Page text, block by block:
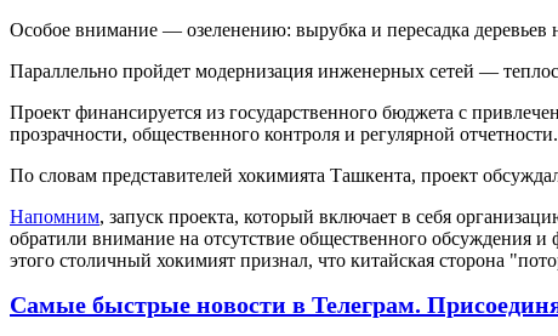
Особое внимание — озеленению: вырубка и пересадка
Параллельно пройдет модернизация инженерных сетей —
Проект финансируется из государственного бюджета с
прозрачности, общественного контроля и регулярной отчетности.
По словам представителей хокимията Ташкента, проект
Напомним, запуск проекта, который включает в себя
обратили внимание на отсутствие общественного обсуждения
этого столичный хокимият признал, что китайская сторона
Самые быстрые новости в Телеграм.